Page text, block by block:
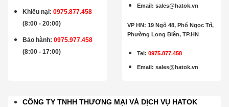
Khiếu nại: 0975.877.458
(8:00 - 20:00)
Bảo hành:0975.977.458
(8:00 - 17:00)
Email :sales@hatok.vn
VP HN: 19 Ngõ 48, Phố Ngọc Trì,
Phường Long Biên, TP.HN
Tel: 0975.877.458
Email:sales@hatok.vn
CÔNG TY TNHH THƯƠNG MẠI VÀ DỊCH VỤ HATOK